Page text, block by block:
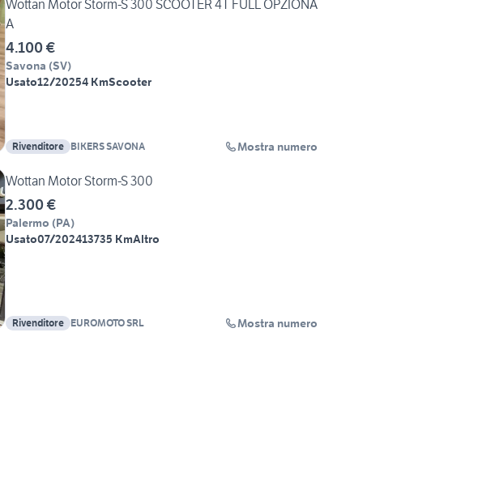
Wottan Motor Storm-S 300 SCOOTER 4T FULL OPZIONA
A
4.100 €
Savona (SV)
Usato12/20254 KmScooter
Rivenditore BIKERS SAVONA Mostra numero
Wottan Motor Storm-S 300
2.300 €
Palermo (PA)
Usato07/202413735 KmAltro
Rivenditore EUROMOTO SRL Mostra numero